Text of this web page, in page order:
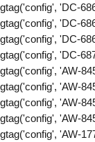
gtag('config', 'DC-
gtag('config', 'DC-
gtag('config', 'DC-
gtag('config', 'DC-
gtag('config', 'AW-
gtag('config', 'AW-
gtag('config', 'AW-
gtag('config', 'AW-
gtag('config', 'AW-